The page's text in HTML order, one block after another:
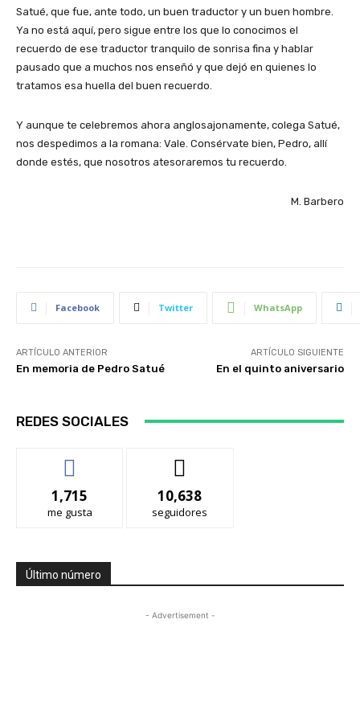
Satué, que fue, ante todo, un buen traductor y un buen hombre.
Ya no está aquí, pero sigue entre los que lo conocimos el
recuerdo de ese traductor tranquilo de sonrisa fina y hablar
pausado que a muchos nos enseñó y que dejó en quienes lo
tratamos esa huella del buen recuerdo.
Y aunque te celebremos ahora anglosajonamente, colega Satué,
nos despedimos a la romana: Vale. Consérvate bien, Pedro, allí
donde estés, que nosotros atesoraremos tu recuerdo.
M. Barbero
Facebook Twitter WhatsApp
ARTÍCULO ANTERIOR
En memoria de Pedro Satué
ARTÍCULO SIGUIENTE
En el quinto aniversario
REDES SOCIALES
1,715
me gusta
10,638
seguidores
Último número
- Advertisement -